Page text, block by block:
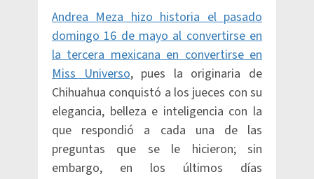
Andrea Meza hizo historia el pasado
domingo 16 de mayo al convertirse en
la tercera mexicana en convertirse en
Miss Universo, pues la originaria de
Chihuahua conquistó a los jueces con su
elegancia, belleza e inteligencia con la
que respondió a cada una de las
preguntas que se le hicieron; sin
embargo, en los últimos días